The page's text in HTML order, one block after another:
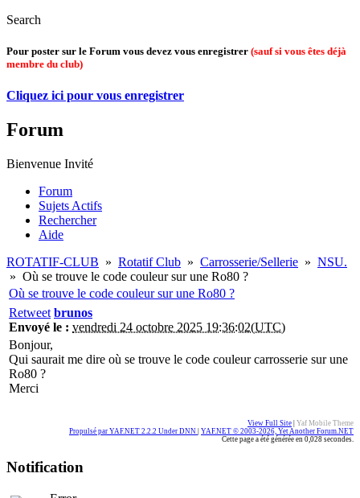
Search
Pour poster sur le Forum vous devez vous enregistrer (sauf si vous êtes déjà
membre du club)
Cliquez ici pour vous enregistrer
Forum
Bienvenue Invité
Forum
Sujets Actifs
Rechercher
Aide
ROTATIF-CLUB » Rotatif Club » Carrosserie/Sellerie » NSU.
» Où se trouve le code couleur sur une Ro80 ?
Où se trouve le code couleur sur une Ro80 ?
Retweet brunos
Envoyé le : vendredi 24 octobre 2025 19:36:02(UTC)
Bonjour,
Qui saurait me dire où se trouve le code couleur carrosserie sur une
Ro80 ?
Merci
View Full Site Yaf Mobile Theme
Propulsé par YAF.NET 2.2.2 Under DNN YAF.NET © 2003-2026, Yet Another Forum.NET
Cette page a été générée en 0,028 secondes.
Notification